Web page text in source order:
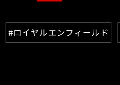
#ロイヤルエンフィールド